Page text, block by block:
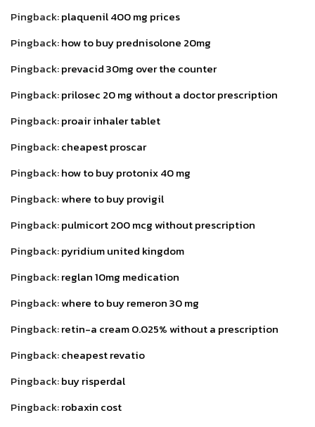
Pingback:plaquenil 400 mg prices
Pingback:how to buy prednisolone 20mg
Pingback:prevacid 30mg over the counter
Pingback:prilosec 20 mg without a doctor prescription
Pingback:proair inhaler tablet
Pingback:cheapest proscar
Pingback:how to buy protonix 40 mg
Pingback:where to buy provigil
Pingback:pulmicort 200 mcg without prescription
Pingback:pyridium united kingdom
Pingback:reglan 10mg medication
Pingback:where to buy remeron 30 mg
Pingback:retin-a cream 0.025% without a prescription
Pingback:cheapest revatio
Pingback:buy risperdal
Pingback:robaxin cost